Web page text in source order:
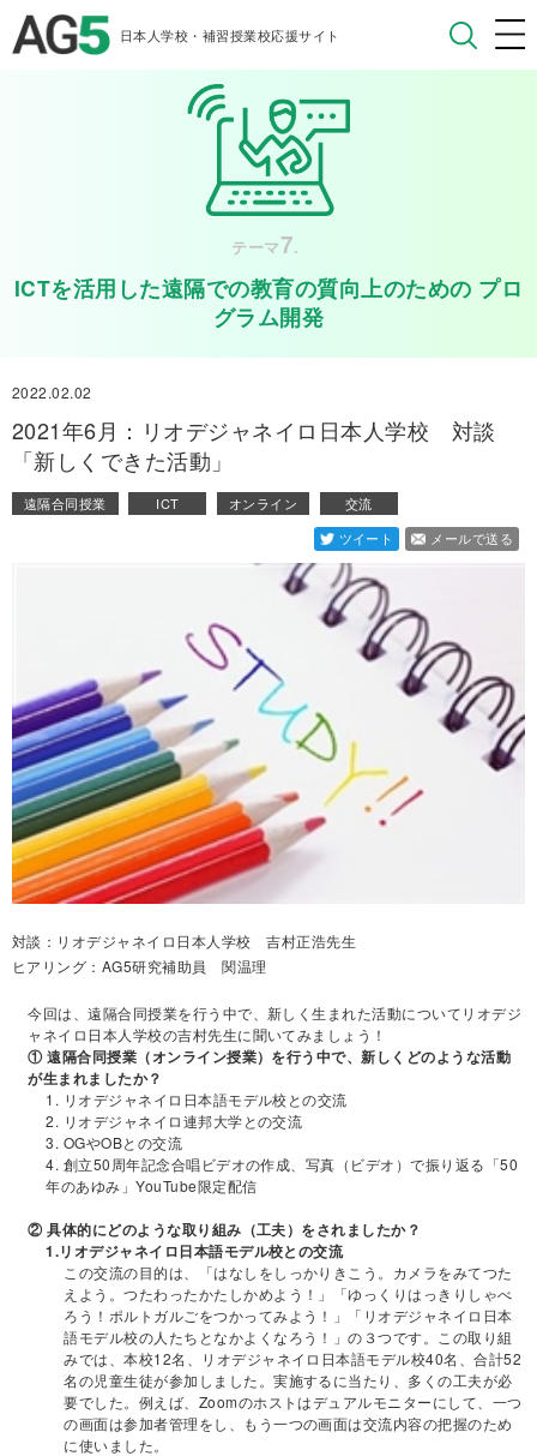
日本人学校・補習授業校応援サイト
テーマ7.
ICTを活用した遠隔での教育の質向上のための プロ
グラム開発
2022.02.02
2021年6月：リオデジャネイロ日本人学校 対談
「新しくできた活動」
遠隔合同授業 ICT オンライン
交流
ツイート
メールで送る
対談：リオデジャネイロ日本人学校 吉村正浩先生
ヒアリング：AG5研究補助員 関温理
今回は、遠隔合同授業を行う中で、新しく生まれた活動についてリオデジ
ャネイロ日本人学校の吉村先生に聞いてみましょう！
① 遠隔合同授業（オンライン授業）を行う中で、新しくどのような活動
が生まれましたか？
1. リオデジャネイロ日本語モデル校との交流
2. リオデジャネイロ連邦大学との交流
3. OGやOBとの交流
4. 創立50周年記念合唱ビデオの作成、写真（ビデオ）で振り返る「50
年のあゆみ」YouTube限定配信
② 具体的にどのような取り組み（工夫）をされましたか？
1.リオデジャネイロ日本語モデル校との交流
この交流の目的は、「はなしをしっかりきこう。カメラをみてつた
えよう。つたわったかたしかめよう！」「ゆっくりはっきりしゃべ
ろう！ポルトガルごをつかってみよう！」「リオデジャネイロ日本
語モデル校の人たちとなかよくなろう！」の３つです。この取り組
みでは、本校12名、リオデジャネイロ日本語モデル校40名、合計52
名の児童生徒が参加しました。実施するに当たり、多くの工夫が必
要でした。例えば、Zoomのホストはデュアルモニターにして、一つ
の画面は参加者管理をし、もう一つの画面は交流内容の把握のため
に使いました。